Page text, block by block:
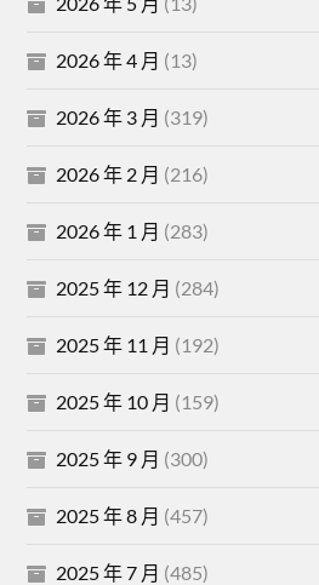
2026 年 4 月 (13)
2026 年 3 月 (319)
2026 年 2 月 (216)
2026 年 1 月 (283)
2025 年 12 月 (284)
2025 年 11 月 (192)
2025 年 10 月 (159)
2025 年 9 月 (300)
2025 年 8 月 (457)
2025 年 7 月 (485)